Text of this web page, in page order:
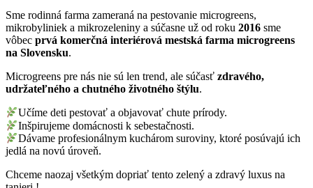
Sme rodinná farma zameraná na pestovanie microgreens,
mikrobyliniek a mikrozeleniny a súčasne už od roku 2016 sme
vôbec prvá komerčná interiérová mestská farma microgreens
na Slovensku.
Microgreens pre nás nie sú len trend, ale súčasť zdravého,
udržateľného a chutného životného štýlu.
Učíme deti pestovať a objavovať chute prírody.
Inšpirujeme domácnosti k sebestačnosti.
Dávame profesionálnym kuchárom suroviny, ktoré posúvajú ich
jedlá na novú úroveň.
Chceme naozaj všetkým dopriať tento zelený a zdravý luxus na